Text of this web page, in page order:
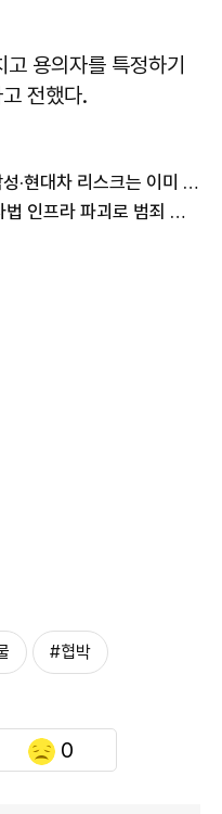
용의자를 특정하기
전했다.
트럼프의 '발전소 폭파' 경고…삼성·현대차 리스크는 이미 시작됐다
송언석 "검찰 폭파 악법 통과…사법 인프라 파괴로 범죄 늘어날 것"
#협박
0